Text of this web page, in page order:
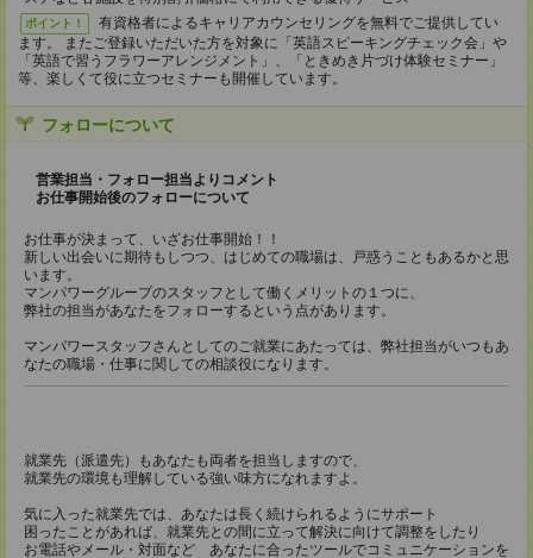
ポイント！
有資格者によるキャリアカウンセリングを無料でご提供してい
ます。 またご登録いただいた方を対象に「英語スピーキングチェック会」や
「英語で習うフラワーアレンジメント」、「ときめき片づけ体験セミナー」
等、楽しくて役に立つセミナーも開催しています。
フォローについて
営業担当・フォロー担当よりコメント
お仕事開始後のフォローについて
お仕事が決まって、いざお仕事開始！！
新しい出会いに期待もしつつ、はじめての職場は、戸惑うこともあるかと思
います。
マンパワーグループのスタッフとして働くメリットの１つに、
弊社の担当があなたをフォローするという点があります。
マンパワースタッフさんとしてのご就業にあたっては、弊社担当がいつもあ
なたの職場・仕事に関しての相談役になります。
就業先（派遣先）もあなたも両者を担当しますので、
就業先の環境も理解している強い味方になれますよ。
気に入った就業先では、あなたは長く続けられるようにサポート
困ったことがあれば、就業先との間に立って解決に向けて調整をしたり
お電話やメール・対面など あなたに合ったツールでコミュニケーションを